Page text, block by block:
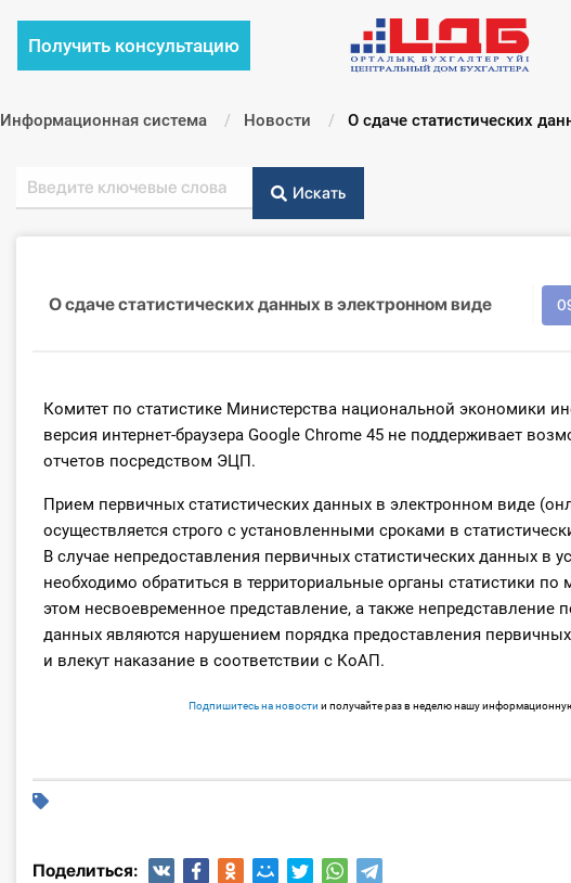
Получить консультацию
Информационная система Новости Текущий:
О сдаче статистических
Искать
О сдаче статистических данных в электронном виде
Комитет по статистике Министерства национальной экономики
версия интернет-браузера Google Chrome 45 не поддерживает
отчетов посредством ЭЦП.
Прием первичных статистических данных в электронном виде
осуществляется строго с установленными сроками в
В случае непредоставления первичных статистических данных в
необходимо обратиться в территориальные органы статистики по
этом несвоевременное представление, а также непредставление
данных являются нарушением порядка предоставления
и влекут наказание в соответствии с КоАП.
Подпишитесь на новости и получайте раз в неделю нашу
Поделиться: